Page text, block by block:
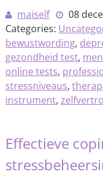
maiself
08
Categories:
bewustwording,
gezondheid test,
online tests,
stressniveaus,
instrument,
Effectieve